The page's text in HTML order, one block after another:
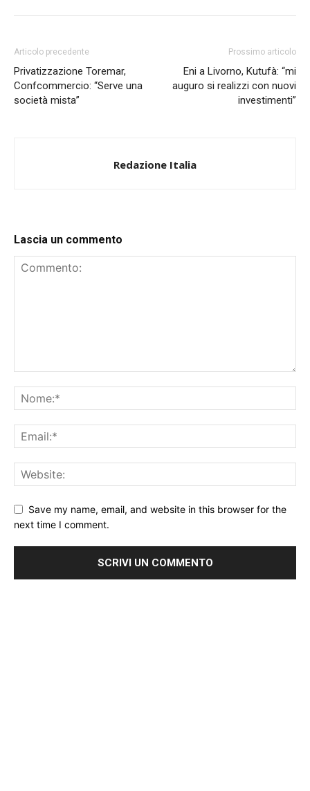
Articolo precedente
Privatizzazione Toremar,
Confcommercio: “Serve una
società mista”
Prossimo articolo
Eni a Livorno, Kutufà: “mi
auguro si realizzi con nuovi
investimenti”
Redazione Italia
Lascia un commento
Save my name, email, and website in this browser for the
next time I comment.